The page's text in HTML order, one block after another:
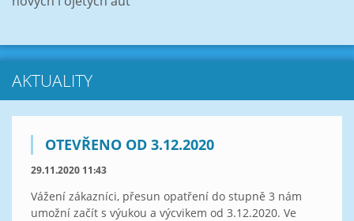
AKTUALITY
OTEVŘENO OD 3.12.2020
29.11.2020 11:43
Vážení zákazníci, přesun opatření do stupně 3 nám
umožní začít s výukou a výcvikem od 3.12.2020. Ve